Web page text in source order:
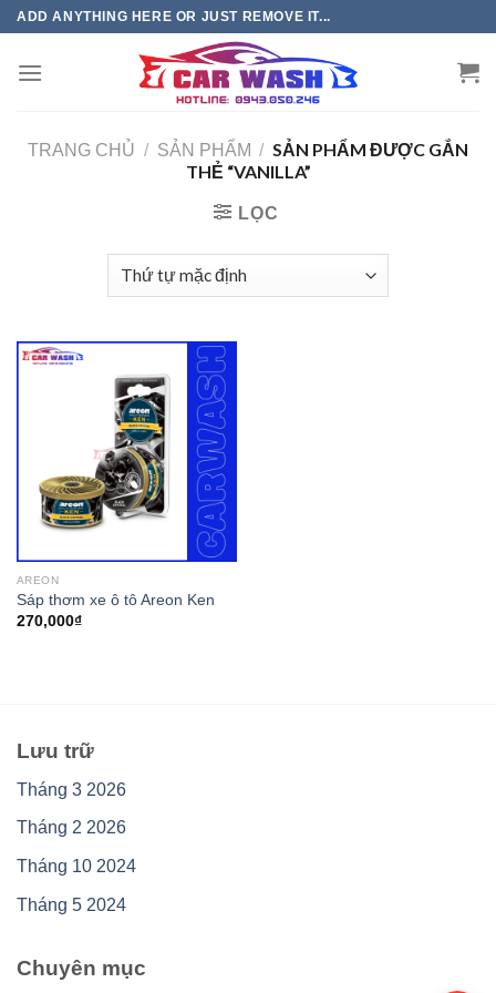
Chuyển
phần
ADD ANYTHING HERE OR JUST REMOVE IT...
TRANG CHỦ / SẢN PHẨM / SẢN PHẨM ĐƯỢC GẮN
THẺ “VANILLA”
LỌC
AREON
Sáp thơm xe ô tô Areon Ken
270,000₫
Lưu trữ
Tháng 3 2026
Tháng 2 2026
Tháng 10 2024
Tháng 5 2024
Chuyên mục